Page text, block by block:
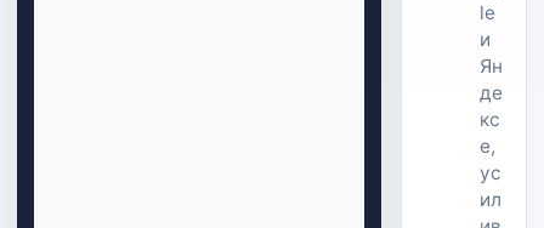
le
и
Ян
де
кс
е,
ус
ил